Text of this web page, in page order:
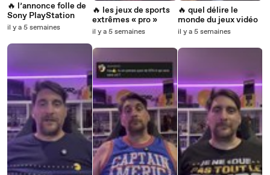
🔥 l’annonce folle de
Sony PlayStation
il y a 5 semaines
🔥 les jeux de sports
extrêmes « pro »
il y a 5 semaines
🔥 quel délire le
monde du jeux vidéo
il y a 5 semaines